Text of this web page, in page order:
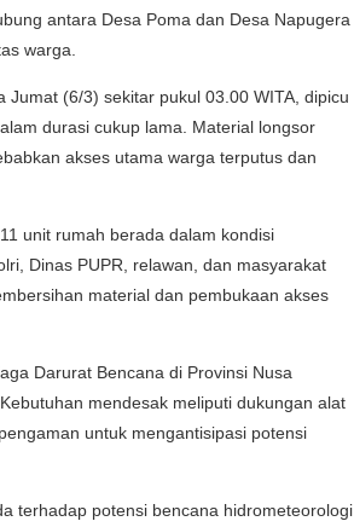
antara Desa Poma dan Desa Napugera
warga.
(6/3) sekitar pukul 03.00 WITA, dipicu
durasi cukup lama. Material longsor
akses utama warga terputus dan
unit rumah berada dalam kondisi
Dinas PUPR, relawan, dan masyarakat
material dan pembukaan akses
Darurat Bencana di Provinsi Nusa
mendesak meliputi dukungan alat
untuk mengantisipasi potensi
terhadap potensi bencana hidrometeorologi